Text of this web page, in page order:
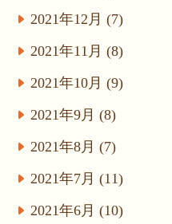
2021年12月 (7)
2021年11月 (8)
2021年10月 (9)
2021年9月 (8)
2021年8月 (7)
2021年7月 (11)
2021年6月 (10)